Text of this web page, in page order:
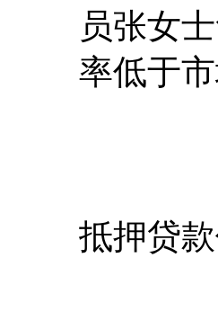
员张女
率低于
抵押贷款